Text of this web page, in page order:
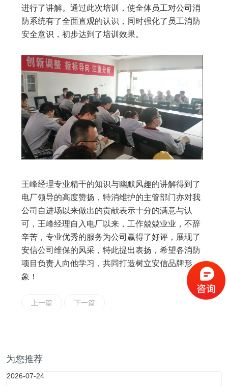
进行了讲解。通过此次培训，使全体员工对公司消
防系统有了全面直观的认识，同时强化了员工消防
安全意识，初步达到了培训效果。
王峰经理专业精干的知识与幽默风趣的讲解得到了
电厂领导的高度赞扬，特消维护的主管部门亦对我
公司自进场以来做出的贡献表示十分的满意与认
可，王峰经理自入电厂以来，工作兢兢业业，不辞
辛苦，专业优秀的服务为公司赢得了好评，展现了
安信公司维保的风采，特此提出表扬，希望各消防
项目负责人向他学习，共同打造树立安信品牌形
象！
上一篇 下一篇
为您推荐
2026-07-24